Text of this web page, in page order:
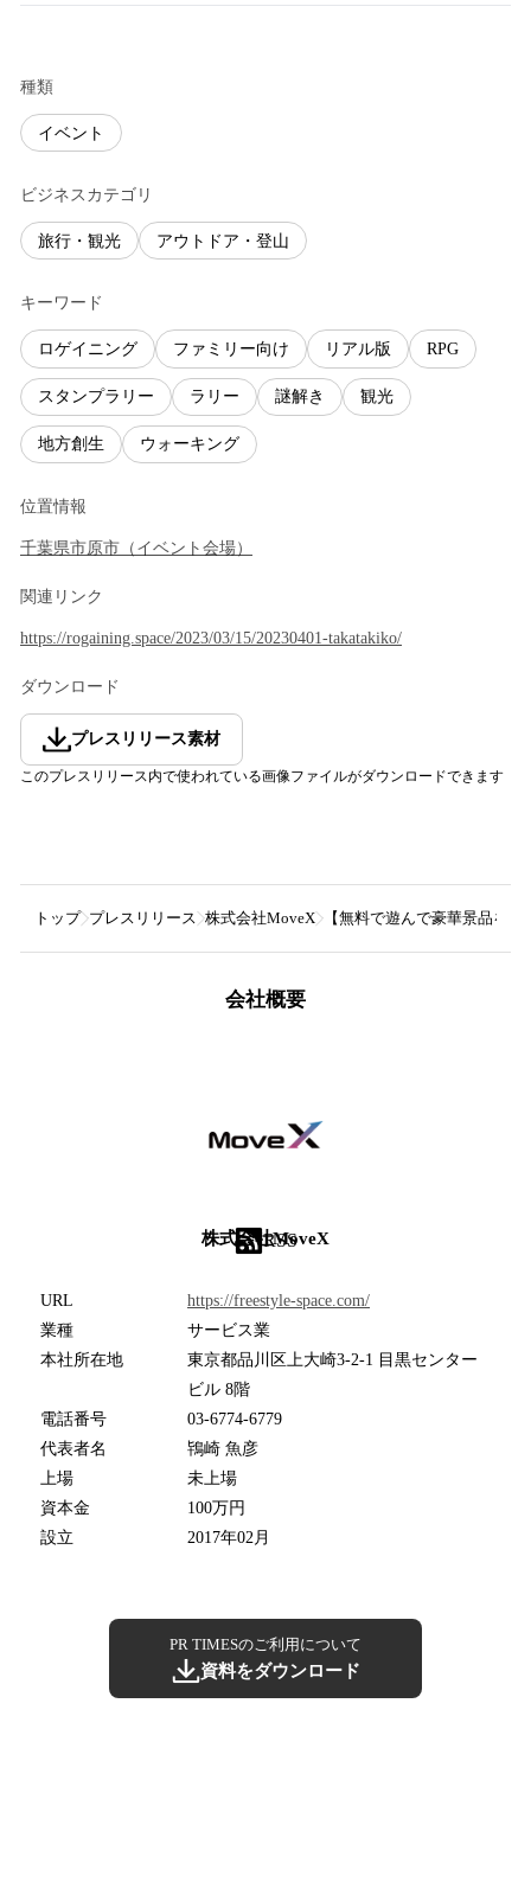
種類
イベント
ビジネスカテゴリ
旅行・観光 アウトドア・登山
キーワード
ロゲイニング ファミリー向け リアル版 RPG
スタンプラリー ラリー 謎解き 観光
地方創生 ウォーキング
位置情報
千葉県市原市 （ イベント会場）
関連リンク
https://rogaining.space/2023/03/15/20230401-takatakiko/
ダウンロード
プレスリリース素材
このプレスリリース内で使われている画像ファイルがダウンロードできます
トップ プレスリリース 株式会社MoveX 【無料で遊んで豪華景品を
会社概要
株式会社MoveX
RSS
URL
https://freestyle-space.com/
業種
サービス業
本社所在地
東京都品川区上大崎3-2-1 目黒センター
ビル 8階
電話番号
03-6774-6779
代表者名
鴇崎 魚彦
上場
未上場
資本金
100万円
設立
2017年02月
PR TIMESのご利用について
資料をダウンロード